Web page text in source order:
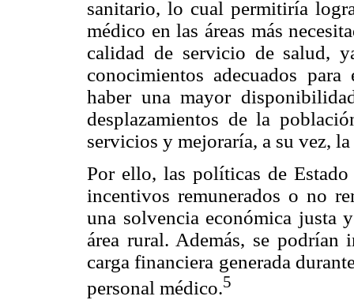
sanitario, lo cual permitiría
médico en las áreas más
calidad de servicio de salud,
conocimientos adecuados
haber una mayor
desplazamientos de la
servicios y mejoraría, a su vez,
Por ello, las políticas de
incentivos remunerados o no
una solvencia económica justa
área rural. Además, se
carga financiera generada
personal médico.5